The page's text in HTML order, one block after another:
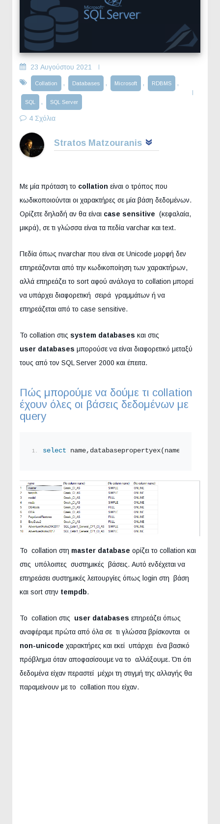
23 Αυγούστου 2021
Collation , Databases , Microsoft , RDBMS ,
SQL , SQL Server
4 Σχόλια
Stratos Matzouranis
Με μία πρόταση το collation είναι ο τρόπος που
κωδικοποιούνται οι χαρακτήρες σε μία βάση δεδομένων.
Ορίζετε δηλαδή αν θα είναι case sensitive (κεφαλαία,
μικρά), σε τι γλώσσα είναι τα πεδία varchar και text.
Πεδία όπως nvarchar που είναι σε Unicode μορφή δεν
επηρεάζονται από την κωδικοποίηση των χαρακτήρων,
αλλά επηρεάζει το sort αφού ανάλογα το collation μπορεί
να υπάρχει διαφορετική σειρά γραμμάτων ή να
επηρεάζεται από το case sensitive.
Το collation στις system databases και στις
user databases μπορούσε να είναι διαφορετικό μεταξύ
τους από τον SQL Server 2000 και έπειτα.
Πώς μπορούμε να δούμε τι collation
έχουν όλες οι βάσεις δεδομένων με
query
select name,databasepropertyex(name,
Το collation στη master database ορίζει το collation και
στις υπόλοιπες συστημικές βάσεις. Αυτό ενδέχεται να
επηρεάσει συστημικές λειτουργίες όπως login στη βάση
και sort στην tempdb.
Το collation στις user databases επηρεάζει όπως
αναφέραμε πρώτα από όλα σε τι γλώσσα βρίσκονται οι
non-unicode χαρακτήρες και εκεί υπάρχει ένα βασικό
πρόβλημα όταν αποφασίσουμε να το αλλάξουμε. Ότι ότι
δεδομένα είχαν περαστεί μέχρι τη στιγμή της αλλαγής θα
παραμείνουν με το collation που είχαν.